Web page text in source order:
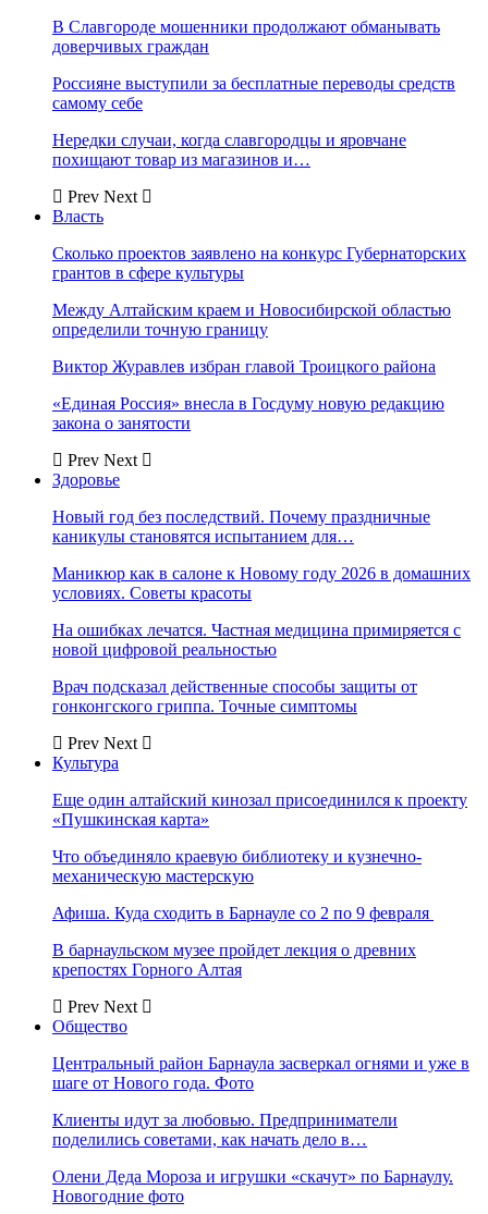
В Славгороде мошенники продолжают обманывать
доверчивых граждан
Россияне выступили за бесплатные переводы средств
самому себе
Нередки случаи, когда славгородцы и яровчане
похищают товар из магазинов и…
Prev Next
Власть
Сколько проектов заявлено на конкурс Губернаторских
грантов в сфере культуры
Между Алтайским краем и Новосибирской областью
определили точную границу
Виктор Журавлев избран главой Троицкого района
«Единая Россия» внесла в Госдуму новую редакцию
закона о занятости
Prev Next
Здоровье
Новый год без последствий. Почему праздничные
каникулы становятся испытанием для…
Маникюр как в салоне к Новому году 2026 в домашних
условиях. Советы красоты
На ошибках лечатся. Частная медицина примиряется с
новой цифровой реальностью
Врач подсказал действенные способы защиты от
гонконгского гриппа. Точные симптомы
Prev Next
Культура
Еще один алтайский кинозал присоединился к проекту
«Пушкинская карта»
Что объединяло краевую библиотеку и кузнечно-
механическую мастерскую
Афиша. Куда сходить в Барнауле со 2 по 9 февраля
В барнаульском музее пройдет лекция о древних
крепостях Горного Алтая
Prev Next
Общество
Центральный район Барнаула засверкал огнями и уже в
шаге от Нового года. Фото
Клиенты идут за любовью. Предприниматели
поделились советами, как начать дело в…
Олени Деда Мороза и игрушки «скачут» по Барнаулу.
Новогодние фото